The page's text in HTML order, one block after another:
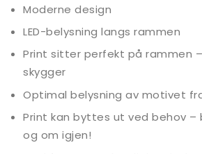
Moderne design
LED-belysning langs rammen
Print sitter perfekt på rammen
skygger
Optimal belysning av motivet
Print kan byttes ut ved behov –
og om igjen!